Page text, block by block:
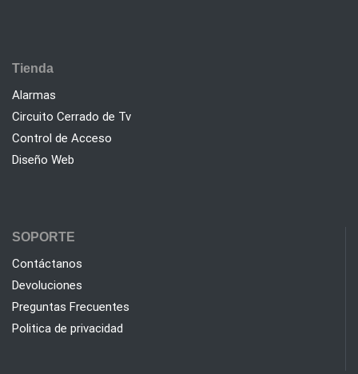
Tienda
Alarmas
Circuito Cerrado de Tv
Control de Acceso
Diseño Web
SOPORTE
Contáctanos
Devoluciones
Preguntas Frecuentes
Politica de privacidad